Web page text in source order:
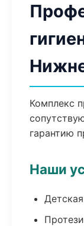
Комплекс
гарантию
Наши